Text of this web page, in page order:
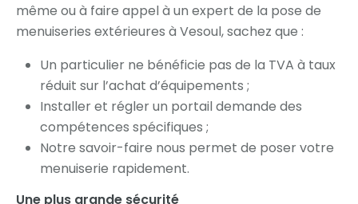
même ou à faire appel à un expert de la pose de
menuiseries extérieures à Vesoul, sachez que :
Un particulier ne bénéficie pas de la TVA à taux
réduit sur l’achat d’équipements ;
Installer et régler un portail demande des
compétences spécifiques ;
Notre savoir-faire nous permet de poser votre
menuiserie rapidement.
Une plus grande sécurité